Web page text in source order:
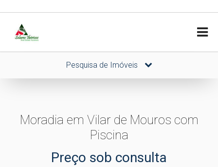
Pesquisa de Imóveis
Moradia em Vilar de Mouros com
Piscina
Preço sob consulta